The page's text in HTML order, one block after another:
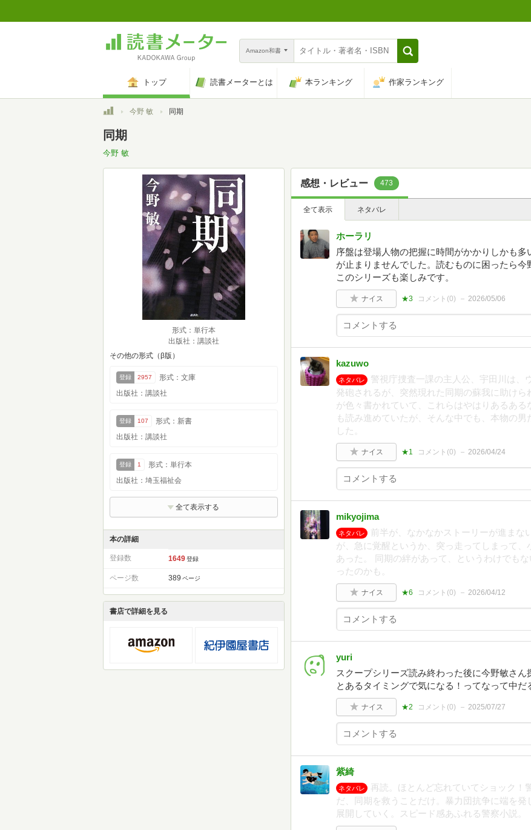
Amazon和書
トップ 読書メーターとは 本ランキング 作家ランキング
トップ今野 敏 同期
同期
今野 敏
形式：単行本
出版社：講談社
その他の形式（β版）
登録 2957
形式：文庫
出版社：講談社
登録 107
形式：新書
出版社：講談社
登録 1
形式：単行本
出版社：埼玉福祉会
全て表示する
本の詳細
登録数 1649 登録
ページ数 389 ページ
書店で詳細を見る
感想・レビュー 473
全て表示 ネタバレ
ホーラリ
序盤は登場人物の把握に時間がかかりしかも
が止まりませんでした。読むものに困ったら今
このシリーズも楽しみです。
ナイス ★3 コメント(0) 2026/05/06
kazuwo
ネタバレ
警視庁捜査一課の主人公、宇田川は、
発砲されるが、突然現れた同期の蘇我に助け
が色々書かれていて、これらはやはりあるあ
も読み進めていたが、そんな中でも、本物の
した。
ナイス ★1 コメント(0) 2026/04/24
mikyojima
ネタバレ
前半が、なかなかストーリーが進まな
が、急に覚醒というか、突っ走ってしまって
あった。 同期の絆があって、というわけでも
ったのかも。
ナイス ★6 コメント(0) 2026/04/12
yuri
スクープシリーズ読み終わった後に今野敏さ
とあるタイミングで気になる！ってなって中だ
ナイス ★2 コメント(0) 2025/07/27
紫綺
ネタバレ
再読。ほとんど忘れていてショック！
だ、同期を救うことだけ。暴力団抗争に端を
展開していく。スピード感あふれる警察小説。